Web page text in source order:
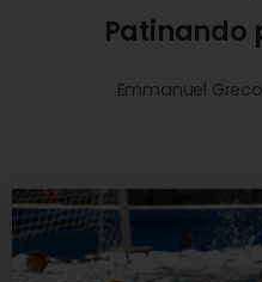
Patinando
Emmanuel Greco